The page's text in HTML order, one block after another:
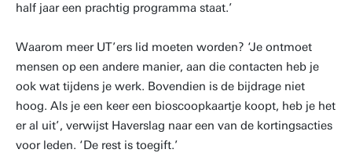
half jaar een prachtig programma staat.’
Waarom meer UT’ers lid moeten worden? ‘Je ontmoet
mensen op een andere manier, aan die contacten heb je
ook wat tijdens je werk. Bovendien is de bijdrage niet
hoog. Als je een keer een bioscoopkaartje koopt, heb je het
er al uit’, verwijst Haverslag naar een van de kortingsacties
voor leden. ‘De rest is toegift.’